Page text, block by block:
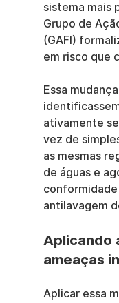
sistema mais
Grupo de
(GAFI)
em risco que
Essa
ativamente
vez de
as mesmas
de águas e
antilavagem
Aplicando
ameaças
Aplicar essa